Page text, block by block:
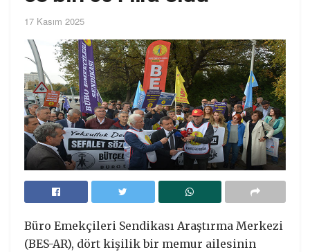
17 Kasım 2025
Büro Emekçileri Sendikası Araştırma Merkezi
(BES-AR), dört kişilik bir memur ailesinin